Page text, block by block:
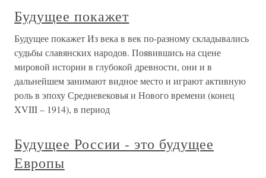
Будущее покажет
Будущее покажет Из века в век по-разному складывались
судьбы славянских народов. Появившись на сцене
мировой истории в глубокой древности, они и в
дальнейшем занимают видное место и играют активную
роль в эпоху Средневековья и Нового времени (конец
XVIII – 1914), в период
Будущее России - это будущее
Европы